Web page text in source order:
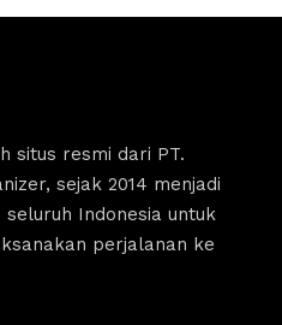
situs resmi dari PT.
sejak 2014 menjadi
Indonesia untuk
perjalanan ke